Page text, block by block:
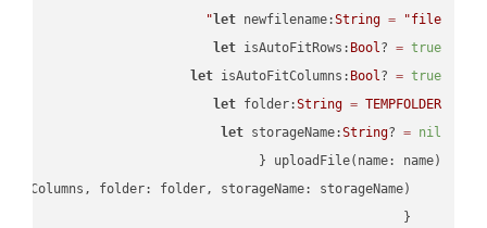
let newfilename:String =
"file"
let isAutoFitRows: Bool? = true
let isAutoFitColumns: Bool? = true
let folder:String = TEMPFOLDER
let storageName:String? = nil